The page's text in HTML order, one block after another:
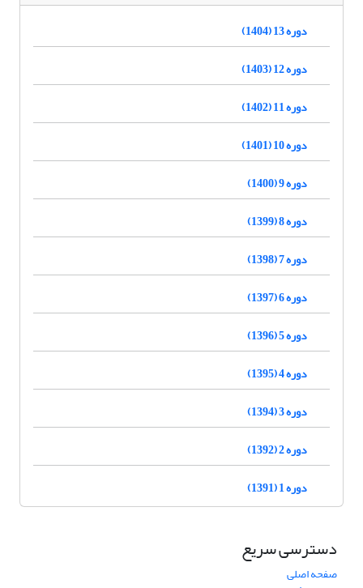
دوره 13 (1404)
دوره 12 (1403)
دوره 11 (1402)
دوره 10 (1401)
دوره 9 (1400)
دوره 8 (1399)
دوره 7 (1398)
دوره 6 (1397)
دوره 5 (1396)
دوره 4 (1395)
دوره 3 (1394)
دوره 2 (1392)
دوره 1 (1391)
دسترسی سریع
صفحه اصلی